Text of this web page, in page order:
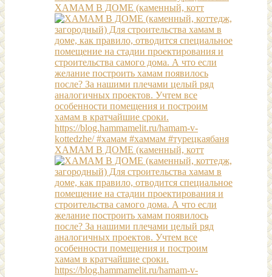
ХАМАМ В ДОМЕ (каменный, котт
ХАМАМ В ДОМЕ (каменный, котт